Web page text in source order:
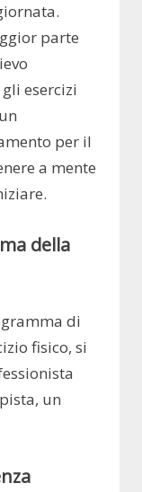
parte
esercizi
per il
a mente
della
di
fisico, si
un